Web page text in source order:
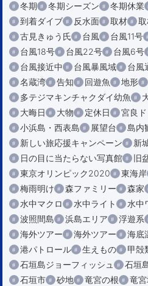
冬期
冬期シーズン 冬期休業
到着ダイブ
反水面 取材
古見きゅう氏
台風 台風11号
台風18号
台風22号 台風6号
台風接近中
台風暴風域 台風
名蔵湾
告知 回遊魚 地形
多テジマキンチャクダイ幼魚
大晦日
大物 定休日 宮良
小浜島・西表島
展望台
島内
新しい旅応援キャンペーン
新
日の目に当たらない写真館
旧
東京オリンピック2020
東海岸
梅雨明け
森ファミリー 森家
水中マクロ
水中ライト 水中
波照間島
浜島エリア 浮遊系
海外ツアー
海外ツアー 海底
港パトロール
生えもの 甲殻
石垣島ジョーフィッシュ
石垣
石垣市
砂地 竜宮の根 竜